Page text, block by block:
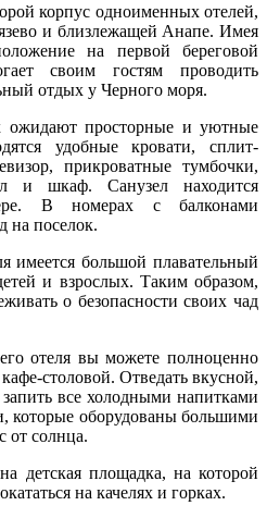
корпус одноименных отелей,
и близлежащей Анапе. Имея
на первой береговой
своим гостям проводить
отдых у Черного моря.
ожидают просторные и уютные
удобные кровати, сплит-
прикроватные тумбочки,
и шкаф. Санузел находится
В номерах с балконами
на поселок.
имеется большой плавательный
и взрослых. Таким образом,
о безопасности своих чад
отеля вы можете полноценно
столовой. Отведать вкусной,
все холодными напитками
которые оборудованы большими
от солнца.
детская площадка, на которой
на качелях и горках.